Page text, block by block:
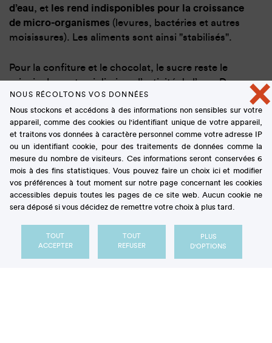
d’eau, et
les rend indisponibles pour la croissance
de micro-organismes (levures, bactéries et autres
moisissures). Les aliments sont ainsi "stabilisés".
Pour la confiture et le chocolat, le sucre reste le
principal agent qui diminue l’activité de l’eau. Dans
les confitures, le sucre a un autre rôle :
"prendre" le gel. Un chimiste vous expliquera qu’il
permet de maintenir la cohésion des gels formés par
les molécules de pectine des fruits en fixant les
molécules d’eau qui les entourent.
Les fruits confits sont préparés grâce à la technique
du confisage. Elle consiste à plonger les
entiers, ou en morceaux,
dans des solutions
une importante sortie d’eau du produit vers la
solution et un transfert du sucre à contre-courant.
×
NOUS RÉCOLTONS VOS DONNÉES
Nous stockons et accédons à des informations non sensibles sur votre
appareil, comme des cookies ou l'identifiant unique de votre appareil,
et traitons vos données à caractère personnel comme votre adresse IP
ou un identifiant cookie, pour des traitements de données comme la
mesure du nombre de visiteurs. Ces informations seront conservées 6
mois à des fins statistiques. Vous pouvez faire un choix ici et modifier
vos préférences à tout moment sur notre page concernant les cookies
accessibles depuis toutes les pages de ce site web. Aucun cookie ne
sera déposé si vous décidez de remettre votre choix à plus tard.
TOUT
ACCEPTER
TOUT
REFUSER
PLUS
D'OPTIONS